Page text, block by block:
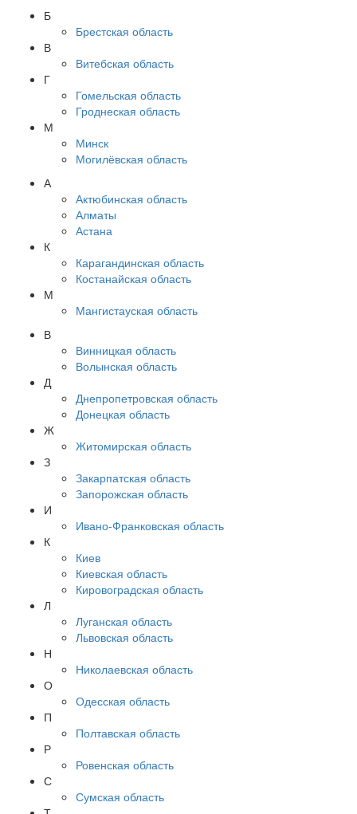
Б
Брестская область
В
Витебская область
Г
Гомельская область
Гроднеская область
М
Минск
Могилёвская область
А
Актюбинская область
Алматы
Астана
К
Карагандинская область
Костанайская область
М
Мангистауская область
В
Винницкая область
Волынская область
Д
Днепропетровская область
Донецкая область
Ж
Житомирская область
З
Закарпатская область
Запорожская область
И
Ивано-Франковская область
К
Киев
Киевская область
Кировоградская область
Л
Луганская область
Львовская область
Н
Николаевская область
О
Одесская область
П
Полтавская область
Р
Ровенская область
С
Сумская область